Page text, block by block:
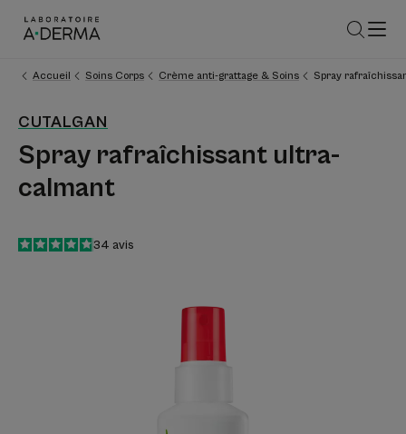
Accueil Soins Corps Crème anti-grattage & Soins Spray
CUTALGAN
Spray rafraîchissant ultra-
calmant
4.9
/5
34 avis